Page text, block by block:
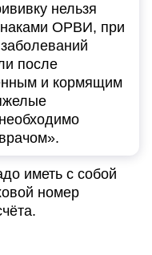
нельзя
ОРВИ, при
после
и кормящим
иметь с собой
номер